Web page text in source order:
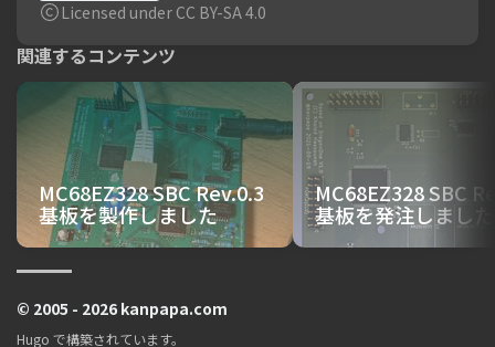
Licensed under CC BY-SA 4.0
関連するコンテンツ
MC68EZ328 SBC Rev.0.3
基板を製作しました
MC68EZ328 SBC
基板を発注しました
© 2005 - 2026 kanpapa.com
Hugo で構築されています。